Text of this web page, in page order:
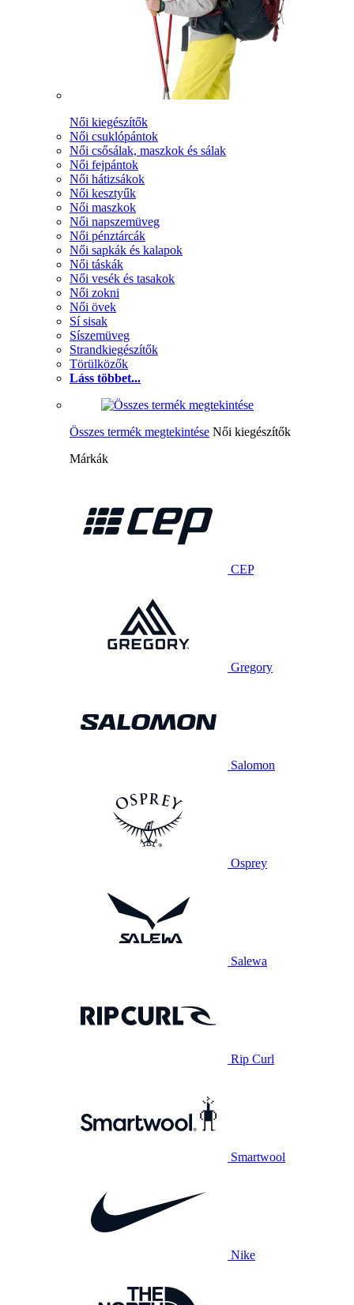
Női kiegészítők
Női csuklópántok
Női csősálak, maszkok és sálak
Női fejpántok
Női hátizsákok
Női kesztyűk
Női maszkok
Női napszemüveg
Női pénztárcák
Női sapkák és kalapok
Női táskák
Női vesék és tasakok
Női zokni
Női övek
Sí sisak
Síszemüveg
Strandkiegészítők
Törülközők
Láss többet...
Összes termék megtekintése Női kiegészítők
Márkák
CEP
Gregory
Salomon
Osprey
Salewa
Rip Curl
Smartwool
Nike